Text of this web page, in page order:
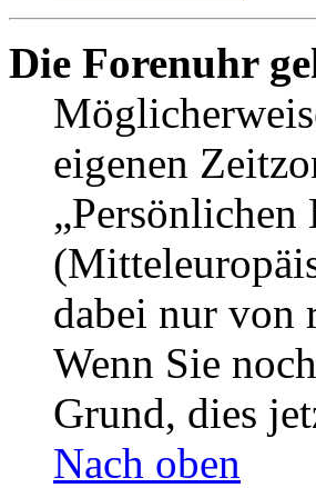
Die Forenuhr
eigenen
„Persönlichen
dabei nur von
Wenn Sie
Grund, dies
Nach oben